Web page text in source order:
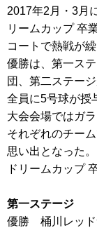
2017年2月・3月
リームカップ 卒
コートで熱戦が
優勝は、第一ス
団、第二ステー
全員に5号球が授
大会会場ではガ
それぞれのチー
思い出となった。
ドリームカップ
第一ステージ
優勝 桶川レッド